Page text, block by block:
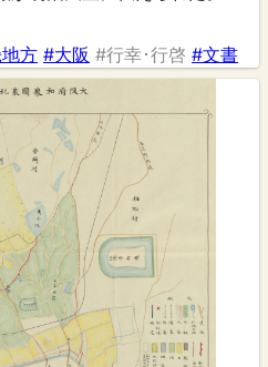
方 #大阪 #行幸･行啓 #文書